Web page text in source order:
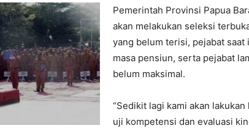
Pemerintah Provinsi Papua
akan melakukan seleksi
yang belum terisi, pejabat saat
masa pensiun, serta pejabat
belum maksimal.
“Sedikit lagi kami akan
uji kompetensi dan evaluasi